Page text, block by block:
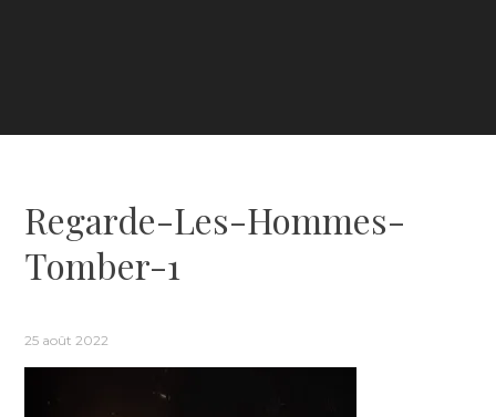
Regarde-Les-Hommes-
Tomber-1
25 août 2022